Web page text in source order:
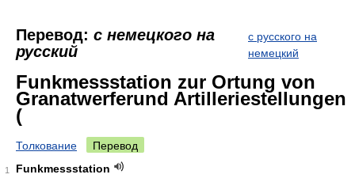
Перевод: с немецкого на
русский
с русского на
немецкий
Funkmessstation zur Ortung von
Granatwerferund Artilleriestellungen
(
Толкование Перевод
1
Funkmessstation